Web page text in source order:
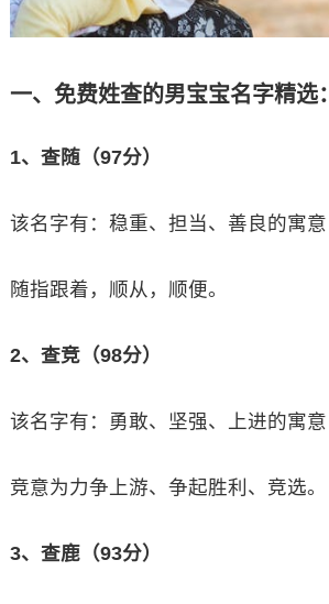
一、免费姓查的男宝宝名字精选：
1、查随（97分）
该名字有：稳重、担当、善良的寓意
随指跟着，顺从，顺便。
2、查竞（98分）
该名字有：勇敢、坚强、上进的寓意
竞意为力争上游、争起胜利、竞选。
3、查鹿（93分）